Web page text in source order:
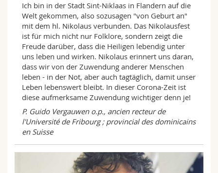
Ich bin in der Stadt Sint-Niklaas in Flandern auf die
Welt gekommen, also sozusagen "von Geburt an"
mit dem hl. Nikolaus verbunden. Das Nikolausfest
ist für mich nicht nur Folklore, sondern zeigt die
Freude darüber, dass die Heiligen lebendig unter
uns leben und wirken. Nikolaus erinnert uns daran,
dass wir von der Zuwendung anderer Menschen
leben - in der Not, aber auch tagtäglich, damit unser
Leben lebenswert bleibt. In dieser Corona-Zeit ist
diese aufmerksame Zuwendung wichtiger denn je!
P. Guido Vergauwen o.p., ancien recteur de
l'Université de Fribourg ; provincial des dominicains
en Suisse